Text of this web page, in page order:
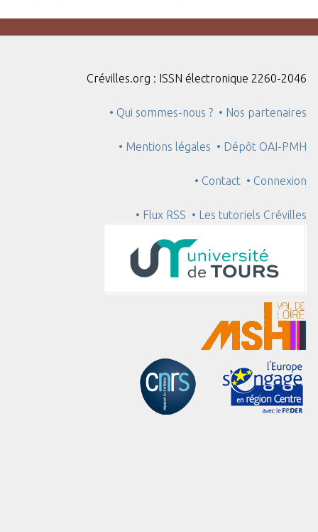
Crévilles.org : ISSN électronique 2260-2046
• Qui sommes-nous ? • Nos partenaires
• Mentions légales • Dépôt OAI-PMH
• Contact • Connexion
• Flux RSS • Les tutoriels Crévilles